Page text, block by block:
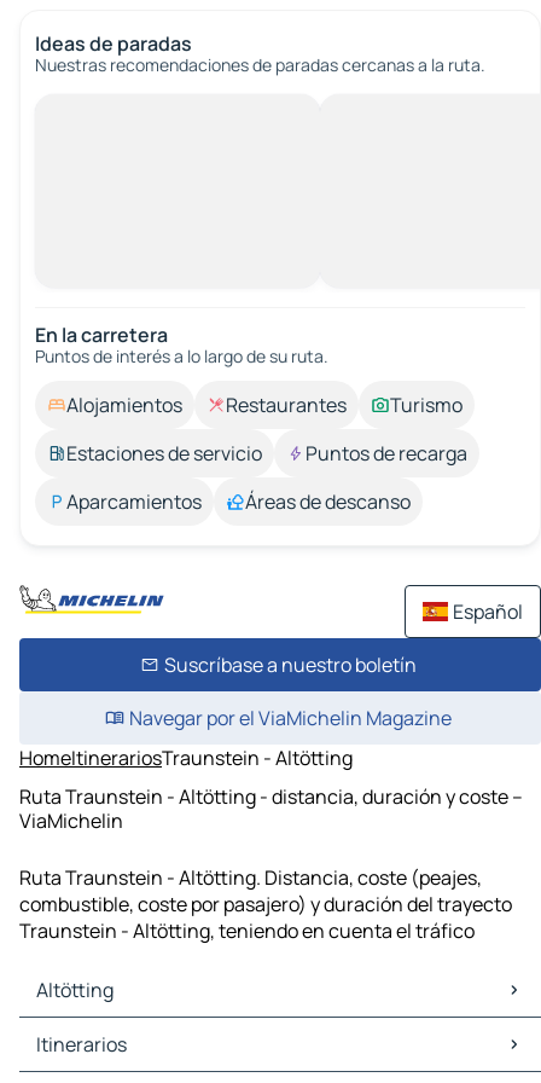
Ideas de paradas
Nuestras recomendaciones de paradas cercanas a la ruta.
En la carretera
Puntos de interés a lo largo de su ruta.
Alojamientos Restaurantes
Turismo
Estaciones de servicio
Puntos de recarga
Aparcamientos
Áreas de descanso
Español
Suscríbase a nuestro boletín
Navegar por el ViaMichelin Magazine
HomeItinerariosTraunstein - Altötting
Ruta Traunstein - Altötting - distancia, duración y coste –
ViaMichelin
Ruta Traunstein - Altötting. Distancia, coste (peajes,
combustible, coste por pasajero) y duración del trayecto
Traunstein - Altötting, teniendo en cuenta el tráfico
Altötting
Altötting Mapas Planos
Altötting Trafico
Itinerarios